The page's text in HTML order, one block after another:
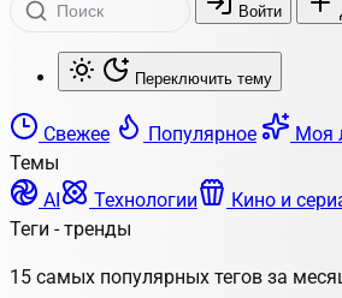
Войти
Переключить тему
Свежее Популярное Моя
Темы
AI
Технологии Кино и
Теги - тренды
15 самых популярных тегов за